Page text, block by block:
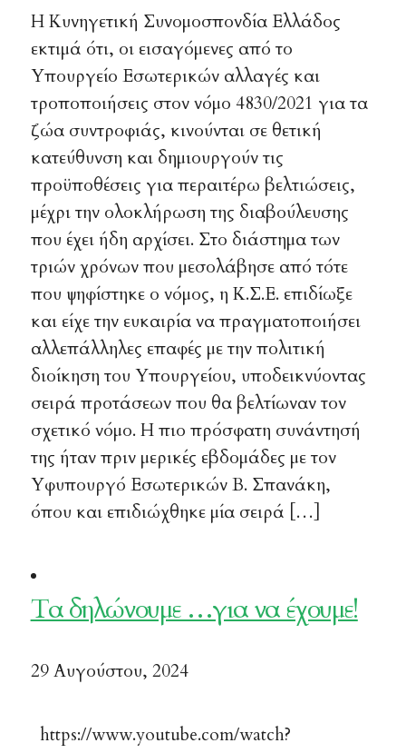
Η Κυνηγετική Συνομοσπονδία Ελλάδος
εκτιμά ότι, οι εισαγόμενες από το
Υπουργείο Εσωτερικών αλλαγές και
τροποποιήσεις στον νόμο 4830/2021 για τα
ζώα συντροφιάς, κινούνται σε θετική
κατεύθυνση και δημιουργούν τις
προϋποθέσεις για περαιτέρω βελτιώσεις,
μέχρι την ολοκλήρωση της διαβούλευσης
που έχει ήδη αρχίσει. Στο διάστημα των
τριών χρόνων που μεσολάβησε από τότε
που ψηφίστηκε ο νόμος, η Κ.Σ.Ε. επιδίωξε
και είχε την ευκαιρία να πραγματοποιήσει
αλλεπάλληλες επαφές με την πολιτική
διοίκηση του Υπουργείου, υποδεικνύοντας
σειρά προτάσεων που θα βελτίωναν τον
σχετικό νόμο. Η πιο πρόσφατη συνάντησή
της ήταν πριν μερικές εβδομάδες με τον
Υφυπουργό Εσωτερικών Β. Σπανάκη,
όπου και επιδιώχθηκε μία σειρά […]
Τα δηλώνουμε …για να έχουμε!
29 Αυγούστου, 2024
https://www.youtube.com/watch?